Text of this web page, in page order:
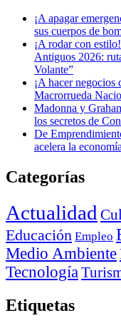
¡A apagar
sus cuerpos de
¡A rodar con
Antiguos 2026:
Volante”
¡A hacer negocios
Macrorrueda
Madonna y
los secretos de
De
acelera la
Categorías
Actualidad
Educación Empleo
Medio Ambiente
Tecnología
Etiquetas